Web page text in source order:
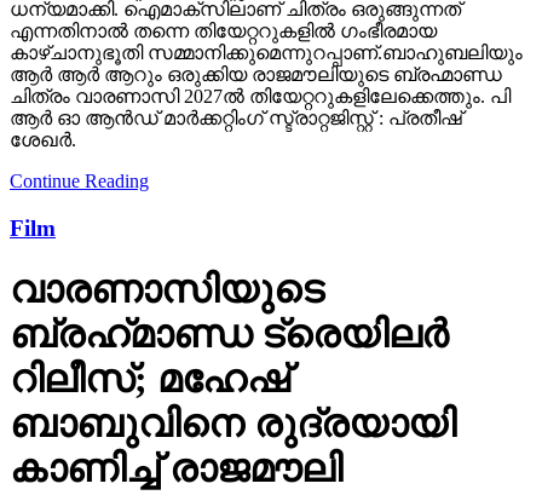
ധന്യമാക്കി. ഐമാക്‌സിലാണ് ചിത്രം ഒരുങ്ങുന്നത്
എന്നതിനാല്‍ തന്നെ തിയേറ്ററുകളില്‍ ഗംഭീരമായ
കാഴ്ചാനുഭൂതി സമ്മാനിക്കുമെന്നുറപ്പാണ്.ബാഹുബലിയും
ആർ ആർ ആറും ഒരുക്കിയ രാജമൗലിയുടെ ബ്രഹ്മാണ്ഡ
ചിത്രം വാരണാസി 2027ൽ തിയേറ്ററുകളിലേക്കെത്തും. പി
ആർ ഓ ആൻഡ് മാർക്കറ്റിംഗ് സ്ട്രാറ്റജിസ്റ്റ് : പ്രതീഷ്
ശേഖർ.
Continue Reading
Film
വാരണാസിയുടെ
ബ്രഹ്‌മാണ്ഡ ട്രെയിലര്‍
റിലീസ്; മഹേഷ്
ബാബുവിനെ രുദ്രയായി
കാണിച്ച് രാജമൗലി